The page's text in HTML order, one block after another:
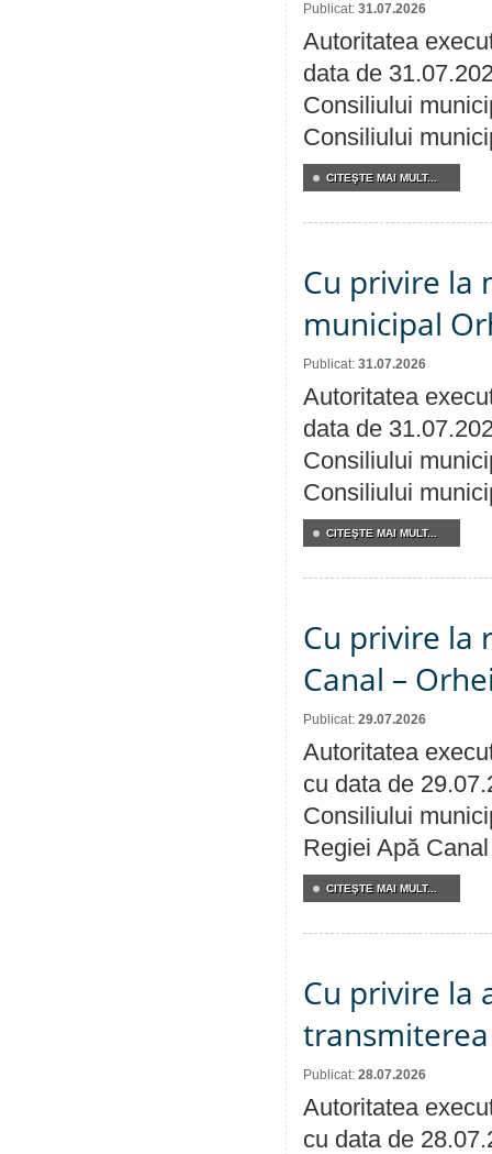
Publicat: 31.07.2026
Autoritatea
data de
Consiliului
Consiliului
CITEŞTE MAI MULT...
Cu privire la
municipal
Publicat: 31.07.2026
Autoritatea
data de
Consiliului
Consiliului
CITEŞTE MAI MULT...
Cu privire la
Canal –
Publicat: 29.07.2026
Autoritatea
cu data de
Consiliului
Regiei Apă
CITEŞTE MAI MULT...
Cu privire la
Publicat: 28.07.2026
Autoritatea
cu data de